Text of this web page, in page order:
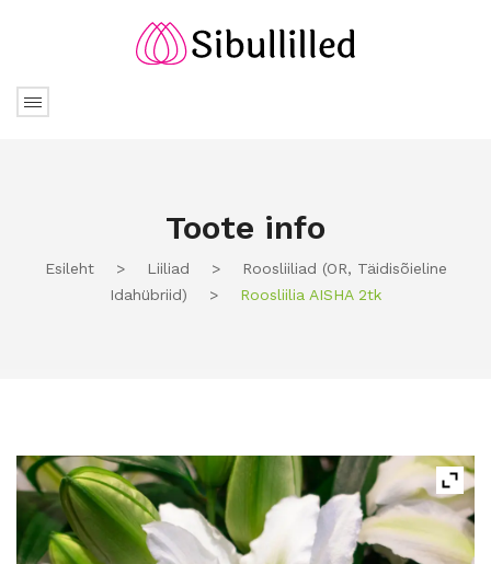
Toote info
Esileht > Liiliad >
Roosliiliad (OR, Täidisõieline
Idahübriid)
> Roosliilia AISHA 2tk